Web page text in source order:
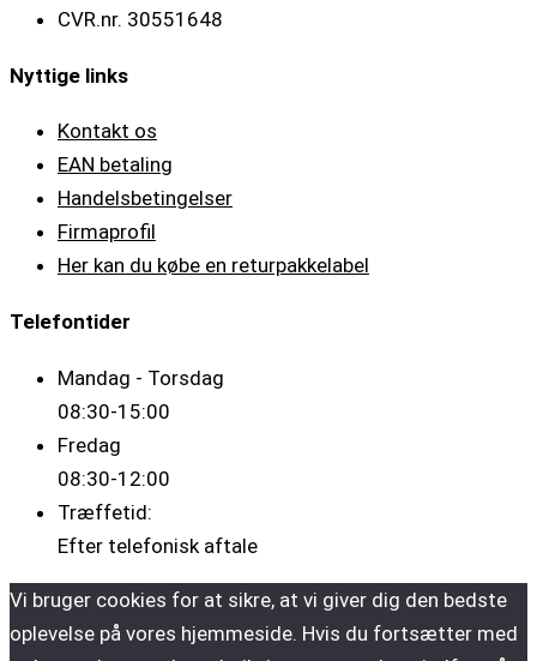
CVR.nr. 30551648
Nyttige links
Kontakt os
EAN betaling
Handelsbetingelser
Firmaprofil
Her kan du købe en returpakkelabel
Telefontider
Mandag - Torsdag
08:30-15:00
Fredag
08:30-12:00
Træffetid:
Efter telefonisk aftale
Vi bruger cookies for at sikre, at vi giver dig den bedste
oplevelse på vores hjemmeside. Hvis du fortsætter med